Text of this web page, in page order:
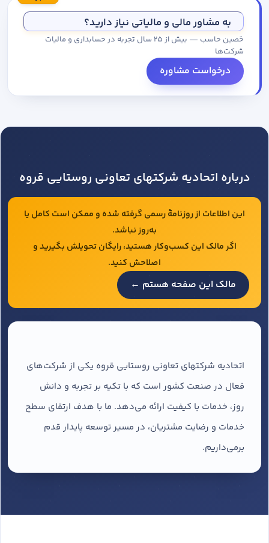
به مشاور مالی و مالیاتی نیاز دارید؟
حَصین حاسب — بیش از ۲۵ سال تجربه در حسابداری و مالیات
شرکت‌ها
درخواست مشاوره
درباره اتحادیه شرکتهای تعاونی روستایی قروه
این اطلاعات از روزنامهٔ رسمی گرفته شده و ممکن است کامل یا
به‌روز نباشد.
اگر مالک این کسب‌وکار هستید، رایگان تحویلش بگیرید و
اصلاحش کنید.
مالک این صفحه هستم ←
اتحادیه شرکتهای تعاونی روستایی قروه یکی از شرکت‌های
فعال در صنعت کشور است که با تکیه بر تجربه و دانش
روز، خدمات با کیفیت ارائه می‌دهد. ما با هدف ارتقای سطح
خدمات و رضایت مشتریان، در مسیر توسعه پایدار قدم
برمی‌داریم.